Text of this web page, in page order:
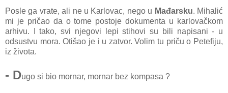
Posle ga vrate, ali ne u Karlovac, nego u Mađarsku. Mihalić
mi je pričao da o tome postoje dokumenta u karlovačkom
arhivu. I tako, svi njegovi lepi stihovi su bili napisani - u
odsustvu mora. Otišao je i u zatvor. Volim tu priču o Petefiju,
iz života.
- Dugo si bio mornar, mornar bez kompasa ?